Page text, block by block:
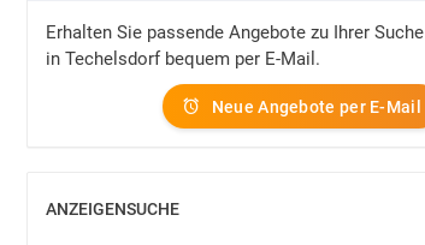
Erhalten Sie passende Angebote zu Ihrer Suche
in Techelsdorf bequem per E-Mail.
Neue Angebote per E-Mail
ANZEIGENSUCHE
EINBLENDEN